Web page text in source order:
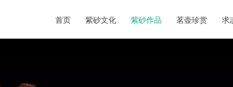
首页 紫砂文化 紫砂作品 茗壶珍赏 求